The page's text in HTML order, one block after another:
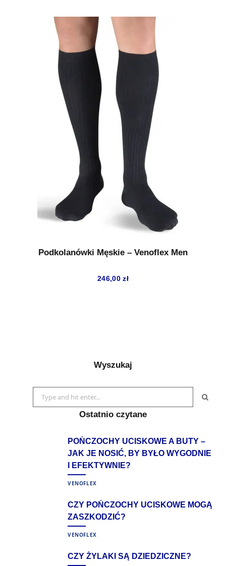
Podkolanówki Męskie – Venoflex Men
246,00zł
Wyszukaj
for:
Ostatnio czytane
POŃCZOCHY UCISKOWE A BUTY –
JAK JE NOSIĆ, BY BYŁO WYGODNIE
I EFEKTYWNIE?
VENOFLEX
CZY POŃCZOCHY UCISKOWE MOGĄ
ZASZKODZIĆ?
VENOFLEX
CZY ŻYLAKI SĄ DZIEDZICZNE?